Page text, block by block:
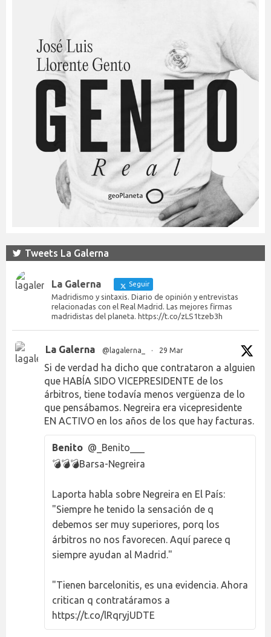
Tweets La Galerna
La Galerna Seguir
Madridismo y sintaxis. Diario de opinión y entrevistas
relacionadas con el Real Madrid. Las mejores firmas
madridistas del planeta. https://t.co/zLS1tzeb3h
La Galerna @lagalerna_ · 29 Mar
Si de verdad ha dicho que contrataron a alguien
que HABÍA SIDO VICEPRESIDENTE de los
árbitros, tiene todavía menos vergüenza de lo
que pensábamos. Negreira era vicepresidente
EN ACTIVO en los años de los que hay facturas.
Benito @_Benito___
💣💣💣Barsa-Negreira
Laporta habla sobre Negreira en El País:
"Siempre he tenido la sensación de q
debemos ser muy superiores, porq los
árbitros no nos favorecen. Aquí parece q
siempre ayudan al Madrid."
"Tienen barcelonitis, es una evidencia. Ahora
critican q contratáramos a
https://t.co/lRqryjUDTE